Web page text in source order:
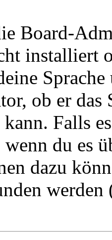
Board-
installiert
ob er das
Falls
du es
dazu